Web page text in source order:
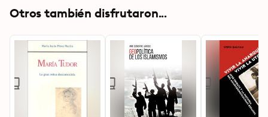
Otros también disfrutaron...